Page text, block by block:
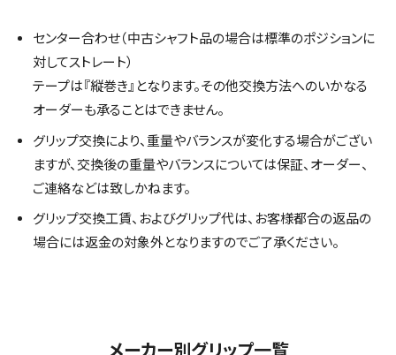
センター合わせ（中古シャフト品の場合は標準のポジションに
対してストレート）
テープは『縦巻き』となります。その他交換方法へのいかなる
オーダーも承ることはできません。
グリップ交換により、重量やバランスが変化する場合がござい
ますが、交換後の重量やバランスについては保証、オーダー、
ご連絡などは致しかねます。
グリップ交換工賃、およびグリップ代は、お客様都合の返品の
場合には返金の対象外となりますのでご了承ください。
メーカー別グリップ一覧